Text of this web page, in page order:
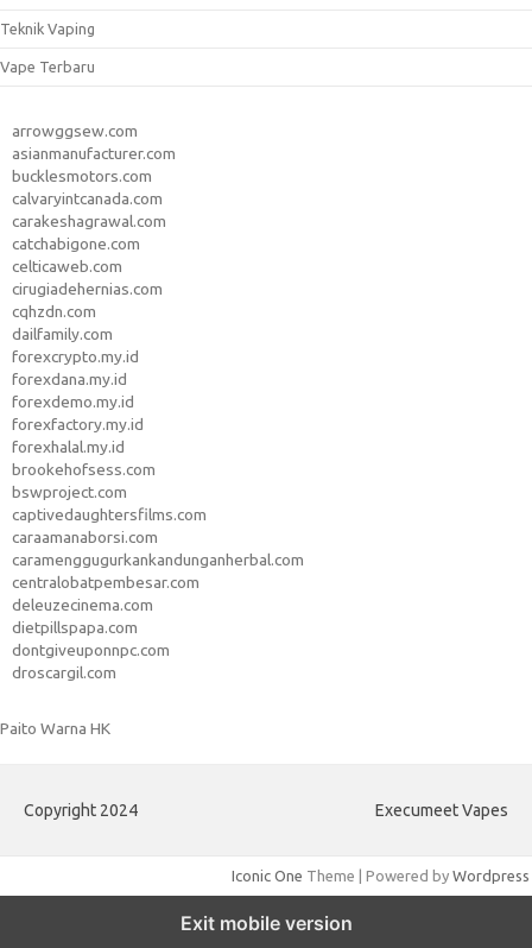
Teknik Vaping
Vape Terbaru
arrowggsew.com
asianmanufacturer.com
bucklesmotors.com
calvaryintcanada.com
carakeshagrawal.com
catchabigone.com
celticaweb.com
cirugiadehernias.com
cqhzdn.com
dailfamily.com
forexcrypto.my.id
forexdana.my.id
forexdemo.my.id
forexfactory.my.id
forexhalal.my.id
brookehofsess.com
bswproject.com
captivedaughtersfilms.com
caraamanaborsi.com
caramenggugurkankandunganherbal.com
centralobatpembesar.com
deleuzecinema.com
dietpillspapa.com
dontgiveuponnpc.com
droscargil.com
Paito Warna HK
Copyright 2024 Execumeet Vapes
Iconic One Theme | Powered by Wordpress
Exit mobile version